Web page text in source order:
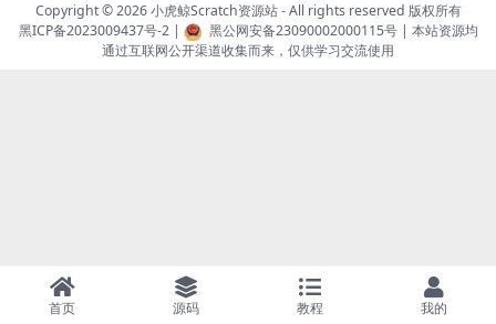
Copyright © 2026小虎鲸Scratch资源站- All rights reserved 版权所有
黑ICP备2023009437号-2| 黑公网安备23090002000115号| 本站资源均
通过互联网公开渠道收集而来，仅供学习交流使用
首页 源码 教程 我的